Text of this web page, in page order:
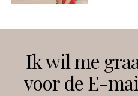
Instagram
Ik wil me
voor de E-